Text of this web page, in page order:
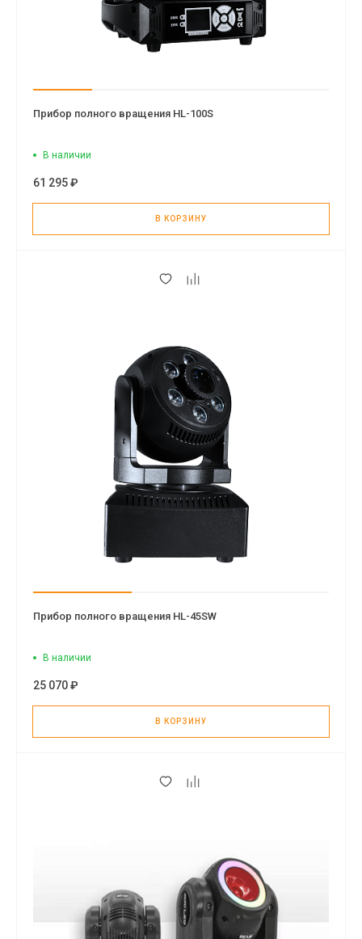
Прибор полного вращения HL-100S
В наличии
61 295 ₽
В КОРЗИНУ
Прибор полного вращения HL-45SW
В наличии
25 070 ₽
В КОРЗИНУ